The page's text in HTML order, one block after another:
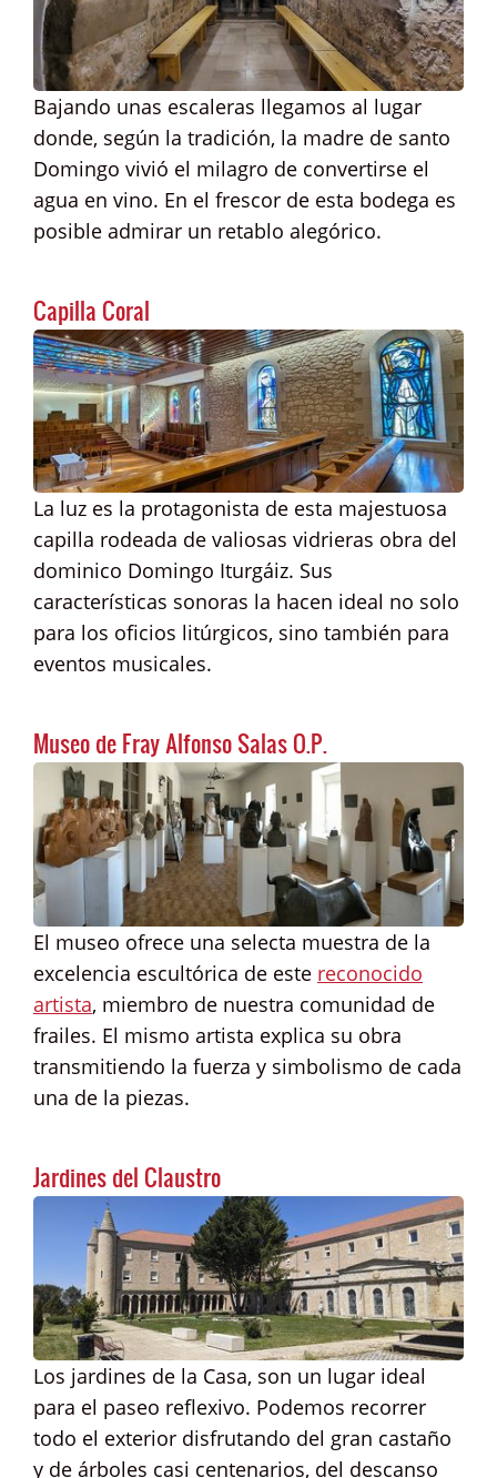
Bajando unas escaleras llegamos al lugar
donde, según la tradición, la madre de santo
Domingo vivió el milagro de convertirse el
agua en vino. En el frescor de esta bodega es
posible admirar un retablo alegórico.
Capilla Coral
La luz es la protagonista de esta majestuosa
capilla rodeada de valiosas vidrieras obra del
dominico Domingo Iturgáiz. Sus
características sonoras la hacen ideal no solo
para los oficios litúrgicos, sino también para
eventos musicales.
Museo de Fray Alfonso Salas O.P.
El museo ofrece una selecta muestra de la
excelencia escultórica de este reconocido
artista, miembro de nuestra comunidad de
frailes. El mismo artista explica su obra
transmitiendo la fuerza y simbolismo de cada
una de la piezas.
Jardines del Claustro
Los jardines de la Casa, son un lugar ideal
para el paseo reflexivo. Podemos recorrer
todo el exterior disfrutando del gran castaño
y de árboles casi centenarios, del descanso